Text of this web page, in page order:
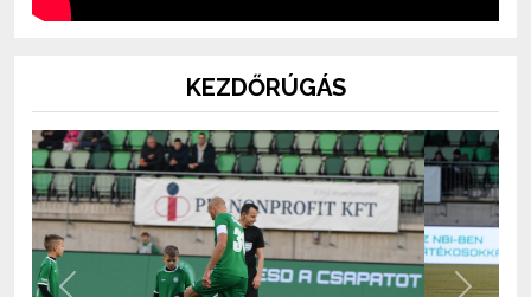
KEZDŐRÚGÁS
Previous Next